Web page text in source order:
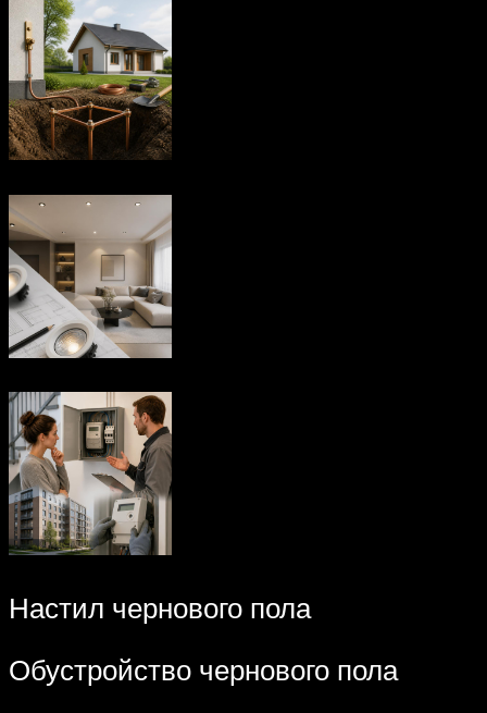
Настил чернового пола
Обустройство чернового пола